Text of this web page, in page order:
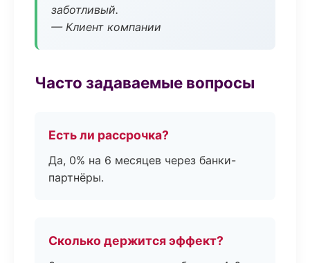
заботливый.
— Клиент компании
Часто задаваемые вопросы
Есть ли рассрочка?
Да, 0% на 6 месяцев через банки-
партнёры.
Сколько держится эффект?